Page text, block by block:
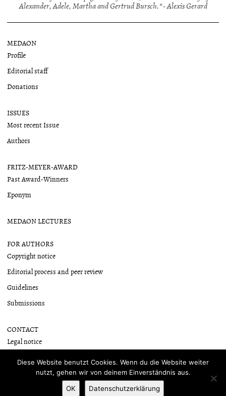
Alexander, Adele, Martha and Gertrud Bursch.“ - Alexis Gerard
MEDAON
Profile
Editorial staff
Donations
ISSUES
Most recent Issue
Authors
FRITZ-MEYER-AWARD
Past Award-Winners
Eponym
MEDAON LECTURES
FOR AUTHORS
Copyright notice
Editorial process and peer review
Guidelines
Submissions
CONTACT
Legal notice
Proudly powered by WordPress
Diese Website benutzt Cookies. Wenn du die Website weiter
nutzt, gehen wir von deinem Einverständnis aus.
OK
Datenschutzerklärung